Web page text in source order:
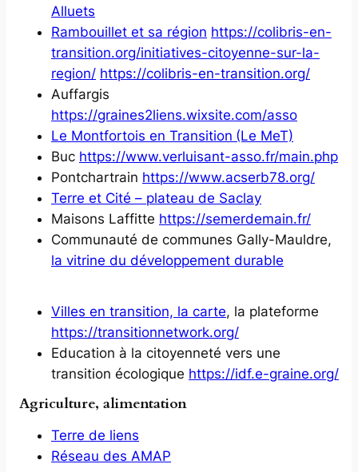
Alluets
Rambouillet et sa région https://colibris-en-
transition.org/initiatives-citoyenne-sur-la-
region/ https://colibris-en-transition.org/
Auffargis
https://graines2liens.wixsite.com/asso
Le Montfortois en Transition (Le MeT)
Buc https://www.verluisant-asso.fr/main.php
Pontchartrain https://www.acserb78.org/
Terre et Cité – plateau de Saclay
Maisons Laffitte https://semerdemain.fr/
Communauté de communes Gally-Mauldre,
la vitrine du développement durable
Villes en transition, la carte, la plateforme
https://transitionnetwork.org/
Education à la citoyenneté vers une
transition écologique https://idf.e-graine.org/
Agriculture, alimentation
Terre de liens
Réseau des AMAP